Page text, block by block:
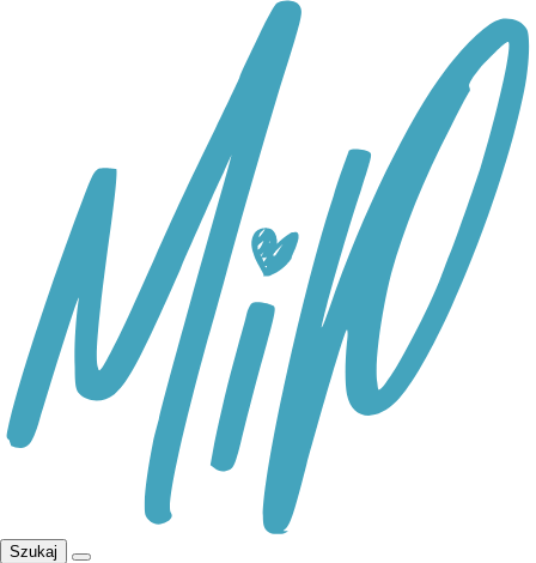
Szukaj